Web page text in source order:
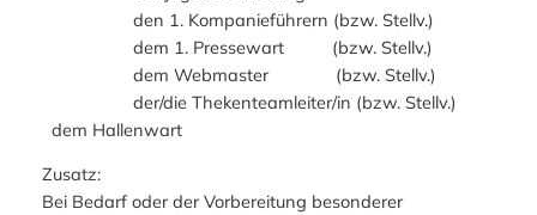
den 1. Kompanieführern (bzw. Stellv.)
dem 1. Pressewart (bzw. Stellv.)
dem Webmaster (bzw. Stellv.)
der/die Thekenteamleiter/in (bzw. Stellv.)
dem Hallenwart
Zusatz:
Bei Bedarf oder der Vorbereitung besonderer